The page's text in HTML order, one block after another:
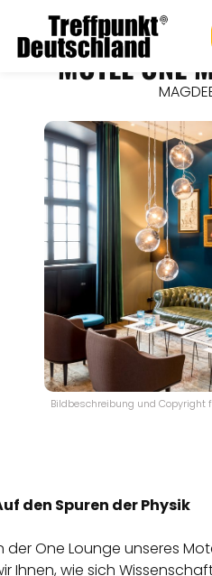
MOTEL ONE
Bildbeschreibung und Copyright
den Spuren der Physik
der One Lounge unseres
Ihnen, wie sich